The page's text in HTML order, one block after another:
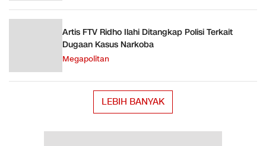
Artis FTV Ridho Ilahi Ditangkap Polisi Terkait
Dugaan Kasus Narkoba
Megapolitan
LEBIH BANYAK